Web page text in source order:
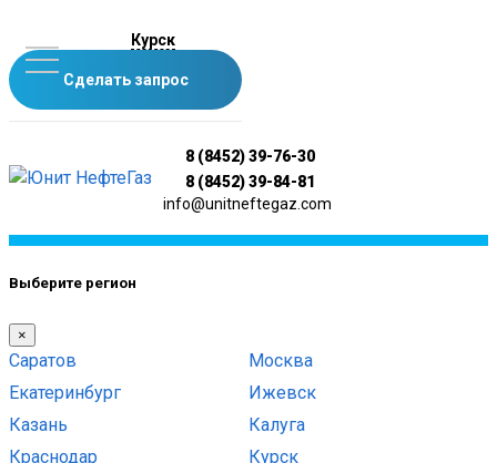
8 (8452) 39-76-30
8 (8452) 39-84-81
info@unitneftegaz.com
Курск
Сделать запрос
Выберите регион
×
Саратов
Москва
Екатеринбург
Ижевск
Казань
Калуга
Краснодар
Курск